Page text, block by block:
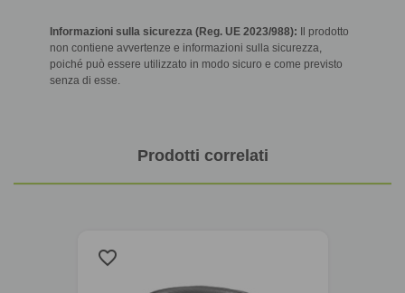
Informazioni sulla sicurezza (Reg. UE 2023/988): Il prodotto
non contiene avvertenze e informazioni sulla sicurezza,
poiché può essere utilizzato in modo sicuro e come previsto
senza di esse.
Prodotti correlati
favorite_border